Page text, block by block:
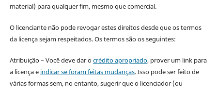
material) para qualquer fim, mesmo que comercial.
O licenciante não pode revogar estes direitos desde que os termos
da licença sejam respeitados. Os termos são os seguintes:
Atribuição – Você deve dar ocrédito apropriado, prover um link para
a licença e indicar se foram feitas mudanças. Isso pode ser feito de
várias formas sem, no entanto, sugerir que o licenciador (ou